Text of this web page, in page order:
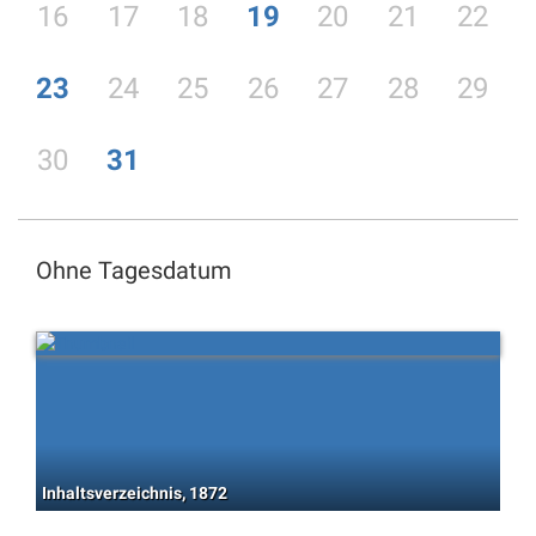
16 17 18 19 20 21 22
23 24 25 26 27 28 29
30 31
Ohne Tagesdatum
Inhaltsverzeichnis, 1872